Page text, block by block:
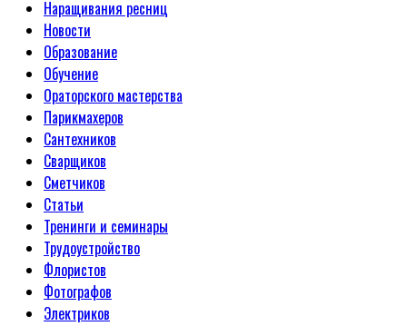
Наращивания ресниц
Новости
Образование
Обучение
Ораторского мастерства
Парикмахеров
Сантехников
Сварщиков
Сметчиков
Статьи
Тренинги и семинары
Трудоустройство
Флористов
Фотографов
Электриков